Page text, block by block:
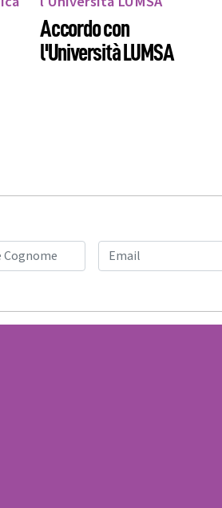
Accordo con
l'Università LUMSA